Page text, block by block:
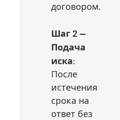
договором.
Шаг 2 —
Подача
иска:
После
истечения
срока на
ответ без